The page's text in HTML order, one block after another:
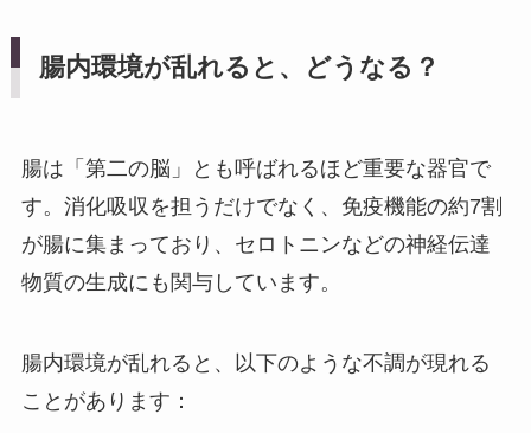
腸内環境が乱れると、どうなる？
腸は「第二の脳」とも呼ばれるほど重要な器官で
す。消化吸収を担うだけでなく、免疫機能の約7割
が腸に集まっており、セロトニンなどの神経伝達
物質の生成にも関与しています。
腸内環境が乱れると、以下のような不調が現れる
ことがあります：